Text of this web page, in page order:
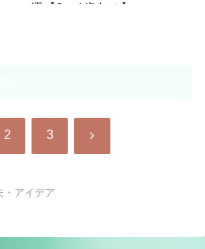
選【0〜4歳向け】
2 3 次
・アイデア